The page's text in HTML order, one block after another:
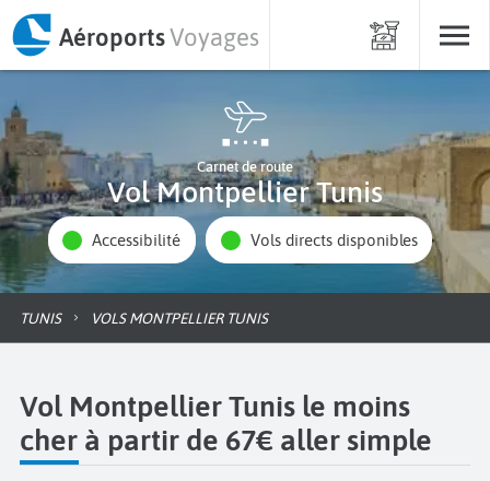
AéroportsVoyages
Carnet de route
Vol Montpellier Tunis
Accessibilité Vols directs disponibles
TUNIS VOLS MONTPELLIER TUNIS
Vol Montpellier Tunis le moins
cher à partir de 67€ aller simple